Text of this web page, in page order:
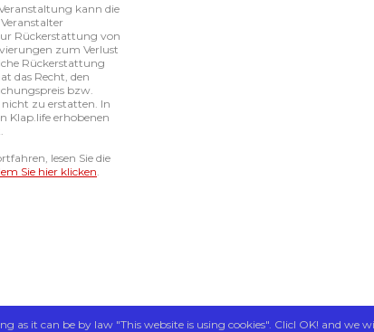
kann die
Rückerstattung von
zum Verlust
Rückerstattung
das Recht, den
bzw.
zu erstatten. In
Klap.life erhobenen
lesen Sie die
Sie hier klicken
as it can be by law "This website is using cookies". Clicl OK! and we